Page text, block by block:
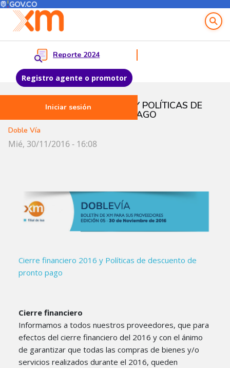
Pasar al contenido principal
Menú del Usuario
Reporte 2024
Registro agente o promotor
Iniciar sesión
Menu principal
CIERRE FINANCIERO 2016 Y POLÍTICAS DE
DESCUENTO DE PRONTO PAGO
Doble Vía
Mié, 30/11/2016 - 16:08
Cierre financiero 2016 y Políticas de descuento de
pronto pago
Cierre financiero
Informamos a todos nuestros proveedores, que para
efectos del cierre financiero del 2016 y con el ánimo
de garantizar que todas las compras de bienes y/o
servicios realizados durante el 2016, queden